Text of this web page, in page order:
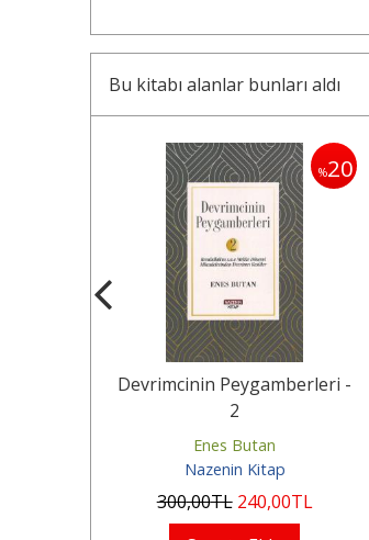
Bu kitabı alanlar bunları aldı
%20
Devrimcinin Peygamberleri -
2
Enes Butan
Nazenin Kitap
300,00TL 240,00TL